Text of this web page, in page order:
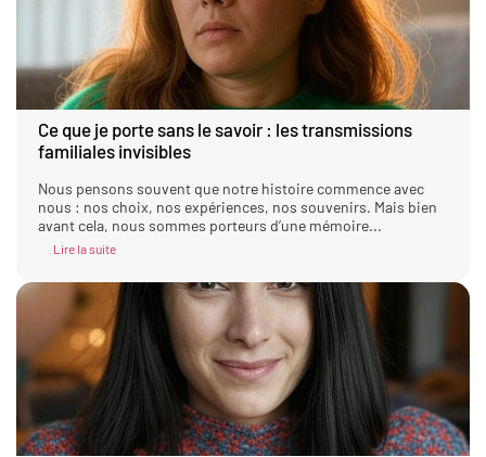
Ce que je porte sans le savoir : les transmissions
familiales invisibles
Nous pensons souvent que notre histoire commence avec
nous : nos choix, nos expériences, nos souvenirs. Mais bien
avant cela, nous sommes porteurs d’une mémoire...
Lire la suite